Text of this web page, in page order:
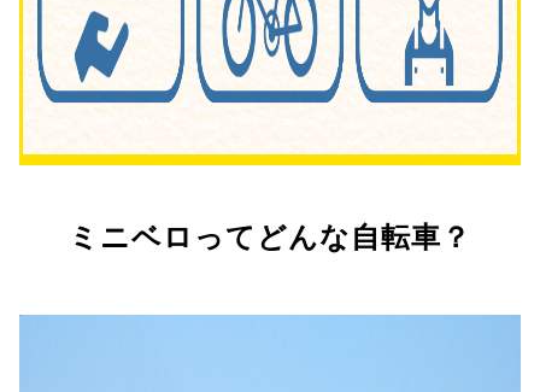
ミニベロってどんな自転車？